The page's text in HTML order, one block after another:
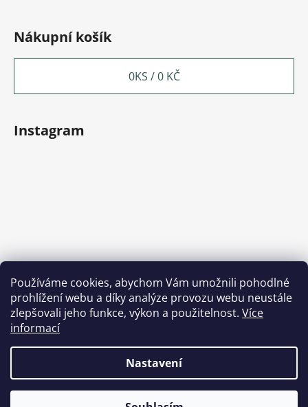
Používáme cookies, abychom Vám umožnili pohodlné
prohlížení webu a díky analýze provozu webu neustále
zlepšovali jeho funkce, výkon a použitelnost. Více
informací
Nastavení
Nákupní košík
0KS /0 KČ
Instagram
Sledovat na Instagramu